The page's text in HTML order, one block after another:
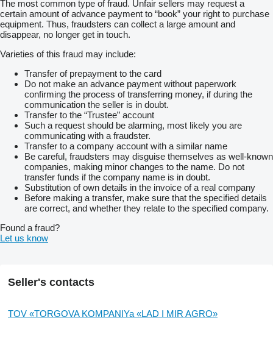
The most common type of fraud. Unfair sellers may request a
certain amount of advance payment to “book” your right to purchase
equipment. Thus, fraudsters can collect a large amount and
disappear, no longer get in touch.
Varieties of this fraud may include:
Transfer of prepayment to the card
Do not make an advance payment without paperwork
confirming the process of transferring money, if during the
communication the seller is in doubt.
Transfer to the “Trustee” account
Such a request should be alarming, most likely you are
communicating with a fraudster.
Transfer to a company account with a similar name
Be careful, fraudsters may disguise themselves as well-known
companies, making minor changes to the name. Do not
transfer funds if the company name is in doubt.
Substitution of own details in the invoice of a real company
Before making a transfer, make sure that the specified details
are correct, and whether they relate to the specified company.
Found a fraud?
Let us know
Seller's contacts
TOV «TORGOVA KOMPANIYa «LAD I MIR AGRO»